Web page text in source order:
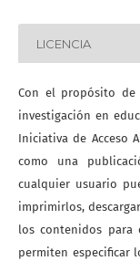
LICENCIA
Con el propósito
investigación en
Iniciativa de Acceso
como una
cualquier usuario
imprimirlos,
los contenidos para
permiten especificar